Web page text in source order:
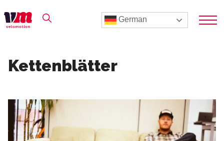
German
Kettenblätter